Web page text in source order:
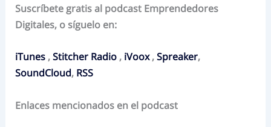
Suscríbete gratis al podcast Emprendedores
Digitales, o síguelo en:
iTunes ,Stitcher Radio , iVoox,Spreaker,
SoundCloud, RSS
Enlaces mencionados en el podcast